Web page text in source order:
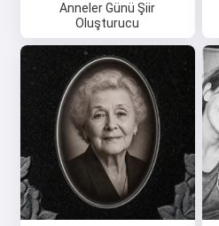
Anneler Günü Şiir
Oluşturucu